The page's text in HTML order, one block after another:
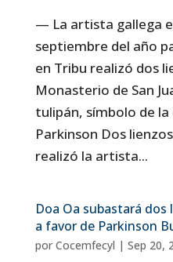
— La artista gallega
septiembre del año
en Tribu realizó dos
Monasterio de San
tulipán, símbolo de
Parkinson Dos
realizó la artista...
Doa Oa subastará
a favor de Parkinson
por Cocemfecyl | Sep 20,